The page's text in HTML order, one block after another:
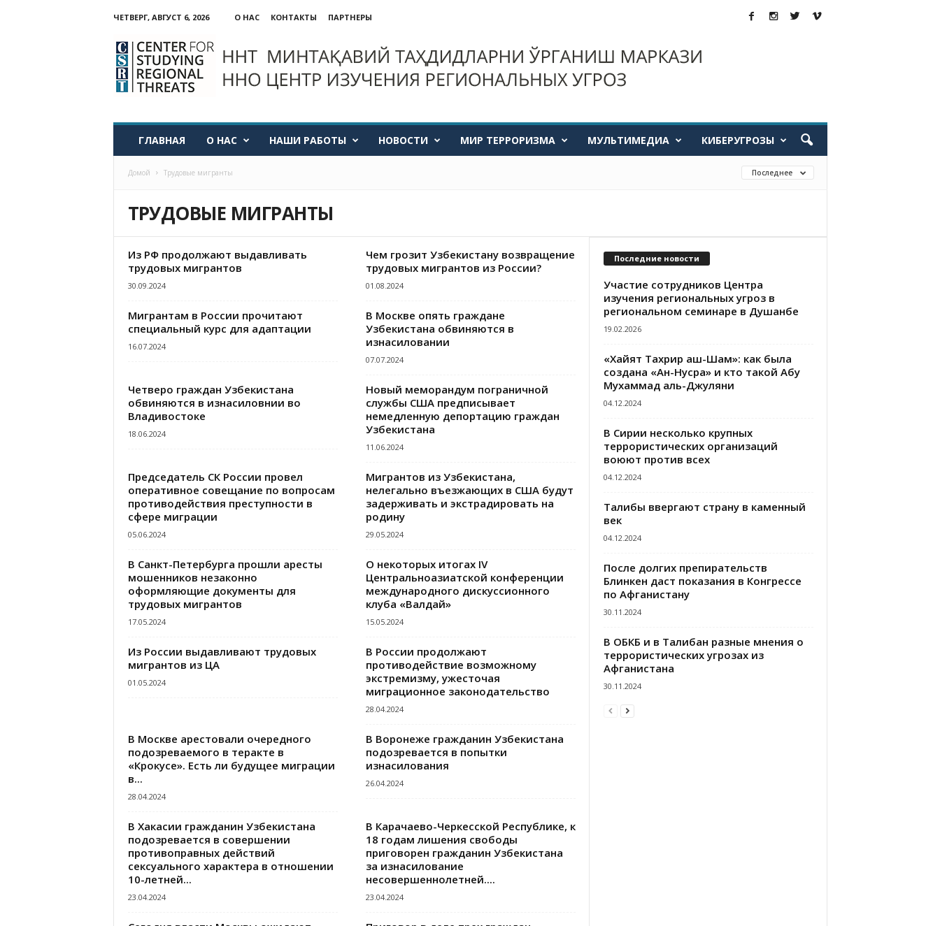
ЧЕТВЕРГ, АВГУСТ 6, 2026 О НАС КОНТАКТЫ
ПАРТНЕРЫ
Центр
изучения
региональных
угроз
ГЛАВНАЯ О НАС НАШИ РАБОТЫ НОВОСТИ МИР ТЕРРОРИЗМА МУЛЬТИМЕДИА КИБЕРУГРОЗЫ
Домой Трудовые мигранты Последнее
ТРУДОВЫЕ МИГРАНТЫ
Из РФ продолжают выдавливать
трудовых мигрантов
30.09.2024
Чем грозит Узбекистану возвращение
трудовых мигрантов из России?
01.08.2024
Мигрантам в России прочитают
специальный курс для адаптации
16.07.2024
В Москве опять граждане
Узбекистана обвиняются в
изнасиловании
07.07.2024
Четверо граждан Узбекистана
обвиняются в изнасиловнии во
Владивостоке
18.06.2024
Новый меморандум пограничной
службы США предписывает
немедленную депортацию граждан
Узбекистана
11.06.2024
Председатель СК России провел
оперативное совещание по вопросам
противодействия преступности в
сфере миграции
05.06.2024
Мигрантов из Узбекистана,
нелегально въезжающих в США будут
задерживать и экстрадировать на
родину
29.05.2024
В Санкт-Петербурга прошли аресты
мошенников незаконно
оформляющие документы для
трудовых мигрантов
17.05.2024
О некоторых итогах IV
Центральноазиатской конференции
международного дискуссионного
клуба «Валдай»
15.05.2024
Из России выдавливают трудовых
мигрантов из ЦА
01.05.2024
В России продолжают
противодействие возможному
экстремизму, ужесточая
миграционное законодательство
28.04.2024
В Москве арестовали очередного
подозреваемого в теракте в
«Крокусе». Есть ли будущее миграции
в...
28.04.2024
В Воронеже гражданин Узбекистана
подозревается в попытки
изнасилования
26.04.2024
В Хакасии гражданин Узбекистана
подозревается в совершении
противоправных действий
сексуального характера в отношении
10-летней...
23.04.2024
В Карачаево-Черкесской Республике, к
18 годам лишения свободы
приговорен гражданин Узбекистана
за изнасилование
несовершеннолетней....
23.04.2024
Последние новости
Участие сотрудников Центра
изучения региональных угроз в
региональном семинаре в Душанбе
19.02.2026
«Хайят Тахрир аш-Шам»: как была
создана «Ан-Нусра» и кто такой Абу
Мухаммад аль-Джуляни
04.12.2024
В Сирии несколько крупных
террористических организаций
воюют против всех
04.12.2024
Талибы ввергают страну в каменный
век
04.12.2024
После долгих препирательств
Блинкен даст показания в Конгрессе
по Афганистану
30.11.2024
В ОБКБ и в Талибан разные мнения о
террористических угрозах из
Афганистана
30.11.2024